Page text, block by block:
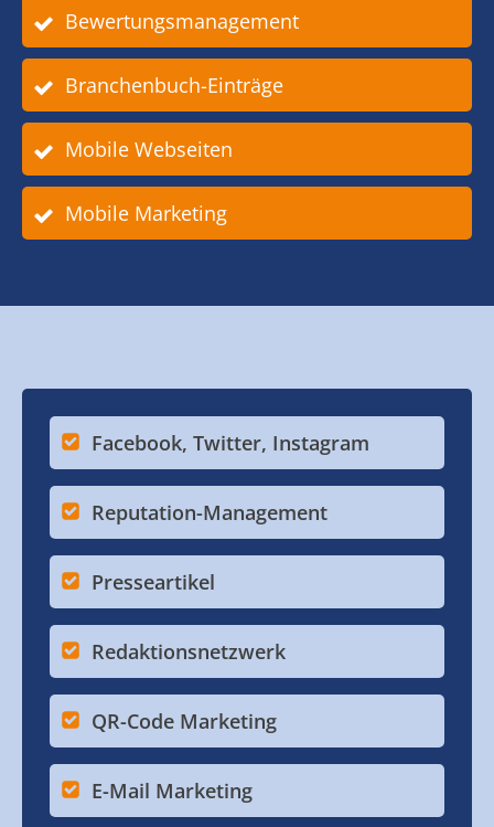
Bewertungsmanagement
Branchenbuch-Einträge
Mobile Webseiten
Mobile Marketing
Facebook, Twitter, Instagram
Reputation-Management
Presseartikel
Redaktionsnetzwerk
QR-Code Marketing
E-Mail Marketing